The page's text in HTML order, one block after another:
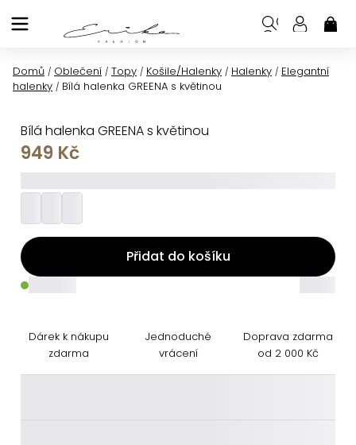
na
Domů / Oblečení / Topy / Košile/Halenky / Halenky / Elegantní
halenky / Bílá halenka GREENA s květinou
Bílá halenka GREENA s květinou
949 Kč
Přidat do košíku
Dárek k nákupu
zdarma
Jednoduché
vrácení
Doprava zdarma
od 2 000 Kč